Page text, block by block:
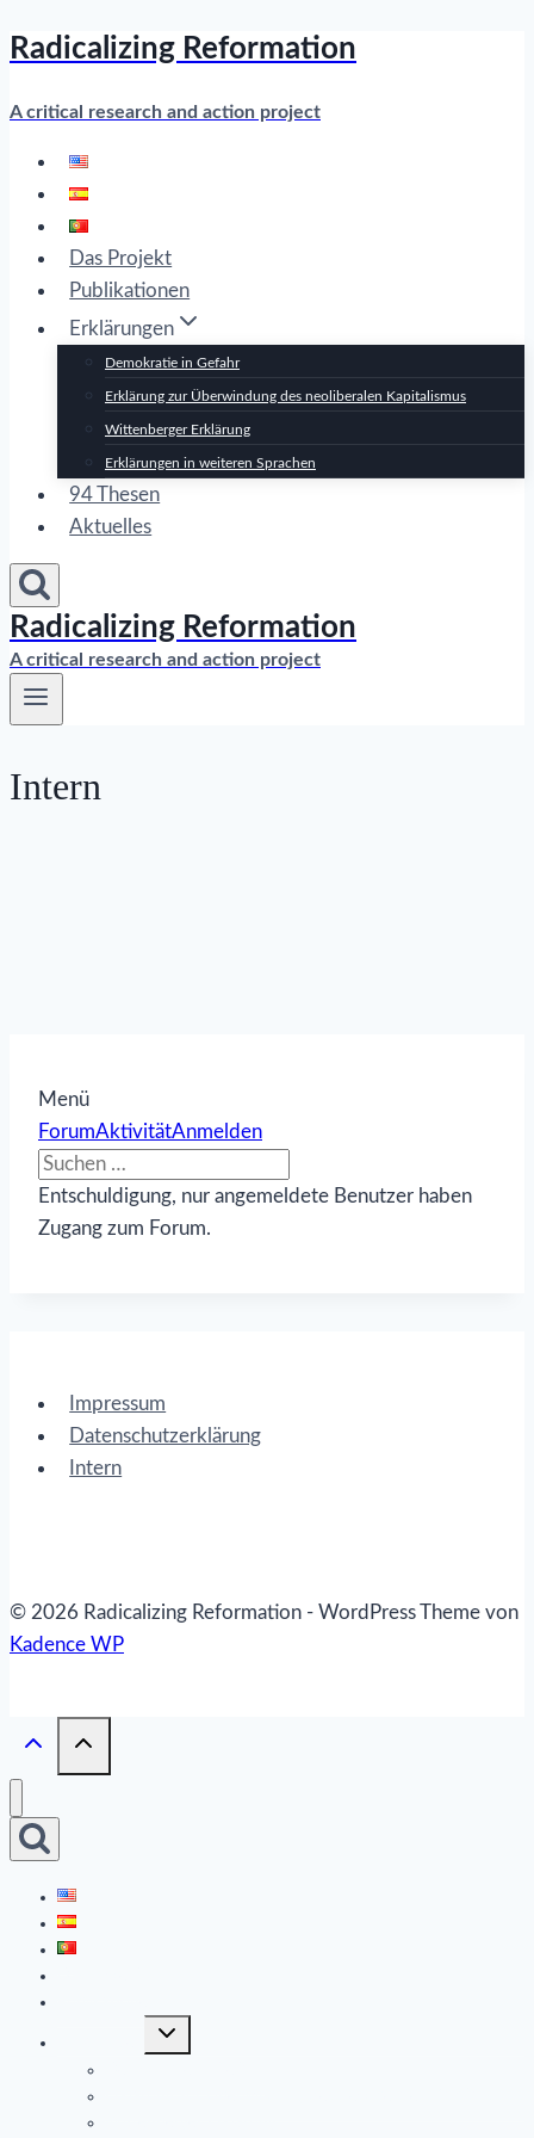
Zum
springen
Radicalizing Reformation
A critical research and action project
Das Projekt
Publikationen
Erklärungen
Demokratie in Gefahr
Erklärung zur Überwindung des neoliberalen Kapitalismus
Wittenberger Erklärung
Erklärungen in weiteren Sprachen
94 Thesen
Aktuelles
Radicalizing Reformation
A critical research and action project
Intern
Menü
Forum-
Navigation
ForumAktivitätAnmelden
Entschuldigung, nur angemeldete Benutzer haben
Zugang zum Forum.
Impressum
Datenschutzerklärung
Intern
© 2026 Radicalizing Reformation - WordPress Theme von
Kadence WP
Untermenü